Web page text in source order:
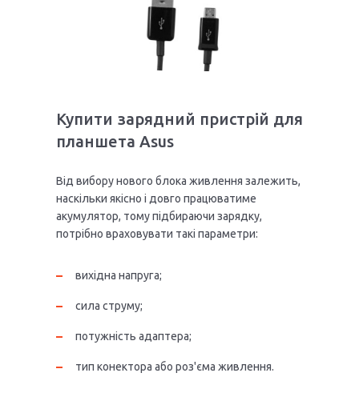
Купити зарядний пристрій для
планшета Asus
Від вибору нового блока живлення залежить,
наскільки якісно і довго працюватиме
акумулятор, тому підбираючи зарядку,
потрібно враховувати такі параметри:
вихідна напруга;
сила струму;
потужність адаптера;
тип конектора або роз'єма живлення.